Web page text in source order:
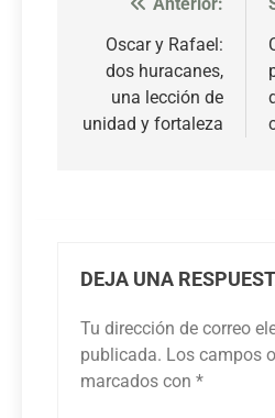
Navegación
de
entradas
Anterior:
Oscar y Rafael:
dos huracanes,
una lección de
unidad y fortaleza
DEJA UNA
Tu dirección de correo
publicada. Los campos
marcados con *